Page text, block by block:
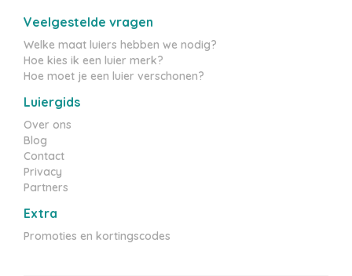
Veelgestelde vragen
Welke maat luiers hebben we nodig?
Hoe kies ik een luier merk?
Hoe moet je een luier verschonen?
Luiergids
Over ons
Blog
Contact
Privacy
Partners
Extra
Promoties en kortingscodes